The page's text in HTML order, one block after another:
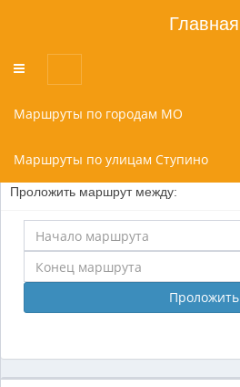
Главная
Переключатель
меню
Маршруты по городам МО
Маршруты по улицам Ступино
Проложить маршрут между:
Проложить